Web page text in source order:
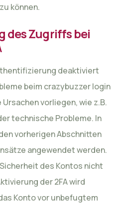
können.
des Zugriffs bei
deaktiviert
beim crazybuzzer login
vorliegen, wie z.B.
technische Probleme. In
vorherigen Abschnitten
angewendet werden.
des Kontos nicht
der 2FA wird
Konto vor unbefugtem